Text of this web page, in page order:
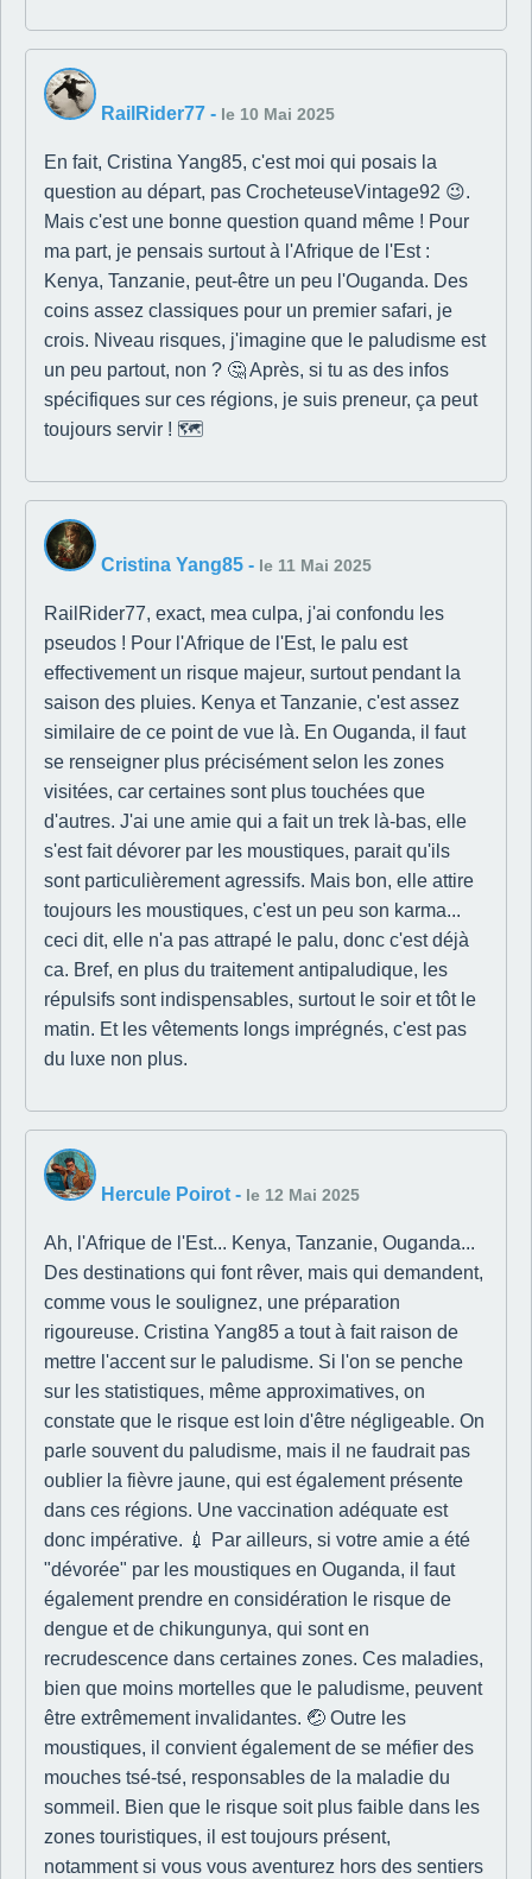
RailRider77 - le 10 Mai 2025
En fait, Cristina Yang85, c'est moi qui posais la
question au départ, pas CrocheteuseVintage92 😉.
Mais c'est une bonne question quand même ! Pour
ma part, je pensais surtout à l'Afrique de l'Est :
Kenya, Tanzanie, peut-être un peu l'Ouganda. Des
coins assez classiques pour un premier safari, je
crois. Niveau risques, j'imagine que le paludisme est
un peu partout, non ? 🤔 Après, si tu as des infos
spécifiques sur ces régions, je suis preneur, ça peut
toujours servir ! 🗺️
Cristina Yang85 - le 11 Mai 2025
RailRider77, exact, mea culpa, j'ai confondu les
pseudos ! Pour l'Afrique de l'Est, le palu est
effectivement un risque majeur, surtout pendant la
saison des pluies. Kenya et Tanzanie, c'est assez
similaire de ce point de vue là. En Ouganda, il faut
se renseigner plus précisément selon les zones
visitées, car certaines sont plus touchées que
d'autres. J'ai une amie qui a fait un trek là-bas, elle
s'est fait dévorer par les moustiques, parait qu'ils
sont particulièrement agressifs. Mais bon, elle attire
toujours les moustiques, c'est un peu son karma...
ceci dit, elle n'a pas attrapé le palu, donc c'est déjà
ca. Bref, en plus du traitement antipaludique, les
répulsifs sont indispensables, surtout le soir et tôt le
matin. Et les vêtements longs imprégnés, c'est pas
du luxe non plus.
Hercule Poirot - le 12 Mai 2025
Ah, l'Afrique de l'Est... Kenya, Tanzanie, Ouganda...
Des destinations qui font rêver, mais qui demandent,
comme vous le soulignez, une préparation
rigoureuse. Cristina Yang85 a tout à fait raison de
mettre l'accent sur le paludisme. Si l'on se penche
sur les statistiques, même approximatives, on
constate que le risque est loin d'être négligeable. On
parle souvent du paludisme, mais il ne faudrait pas
oublier la fièvre jaune, qui est également présente
dans ces régions. Une vaccination adéquate est
donc impérative. 💉 Par ailleurs, si votre amie a été
"dévorée" par les moustiques en Ouganda, il faut
également prendre en considération le risque de
dengue et de chikungunya, qui sont en
recrudescence dans certaines zones. Ces maladies,
bien que moins mortelles que le paludisme, peuvent
être extrêmement invalidantes. 🤕 Outre les
moustiques, il convient également de se méfier des
mouches tsé-tsé, responsables de la maladie du
sommeil. Bien que le risque soit plus faible dans les
zones touristiques, il est toujours présent,
notamment si vous vous aventurez hors des sentiers